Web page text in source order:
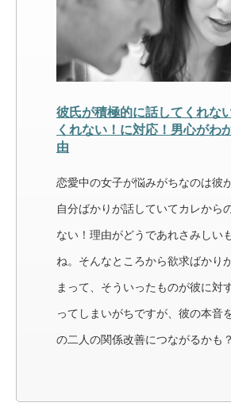
彼氏が積極的に話してくれな
くれない！に対応！男心がわ
由
恋愛中の女子が悩みがちなのは彼
自分ばかりが話していてカレから
ない！理由がどうであれさみしい
ね。そんなところから欲求ばかり
まって、そういったものが彼に対
ってしまいがちですが、彼の本音
の二人の関係改善につながるかも？